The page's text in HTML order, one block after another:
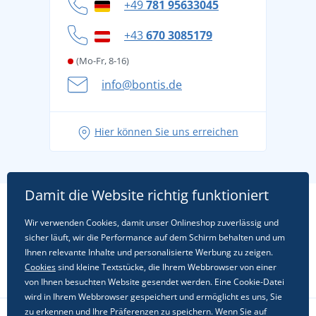
Cookie-Richtlinie
+49781 95633045
+43670 3085179
(Mo-Fr, 8-16)
info@bontis.de
Hier können Sie uns erreichen
Damit die Website richtig funktioniert
Wir verwenden Cookies, damit unser Onlineshop zuverlässig und
sicher läuft, wir die Performance auf dem Schirm behalten und um
Ihnen relevante Inhalte und personalisierte Werbung zu zeigen.
Cookiessind kleine Textstücke, die Ihrem Webbrowser von einer
von Ihnen besuchten Website gesendet werden. Eine Cookie-Datei
wird in Ihrem Webbrowser gespeichert und ermöglicht es uns, Sie
zu erkennen und Ihre Präferenzen zu speichern. Wenn Sie auf